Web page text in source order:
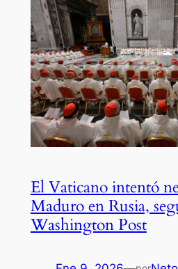
El Vaticano intentó
Maduro en Rusia,
Washington Post